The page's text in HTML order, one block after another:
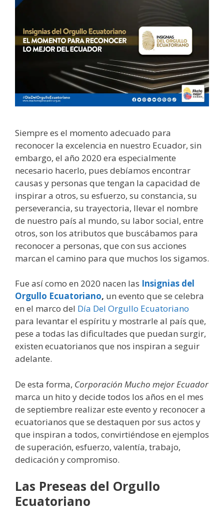
Siempre es el momento adecuado para
reconocer la excelencia en nuestro Ecuador, sin
embargo, el año 2020 era especialmente
necesario hacerlo, pues debíamos encontrar
causas y personas que tengan la capacidad de
inspirar a otros, su esfuerzo, su constancia, su
perseverancia, su trayectoria, llevar el nombre
de nuestro país al mundo, su labor social, entre
otros, son los atributos que buscábamos para
reconocer a personas, que con sus acciones
marcan el camino para que muchos los sigamos.
Fue así como en 2020 nacen las Insignias del
Orgullo Ecuatoriano, un evento que se celebra
en el marco del Día Del Orgullo Ecuatoriano
para levantar el espíritu y mostrarle al país que,
pese a todas las dificultades que puedan surgir,
existen ecuatorianos que nos inspiran a seguir
adelante.
De esta forma, Corporación Mucho mejor Ecuador
marca un hito y decide todos los años en el mes
de septiembre realizar este evento y reconocer a
ecuatorianos que se destaquen por sus actos y
que inspiran a todos, convirtiéndose en ejemplos
de superación, esfuerzo, valentía, trabajo,
dedicación y compromiso.
Las Preseas del Orgullo
Ecuatoriano